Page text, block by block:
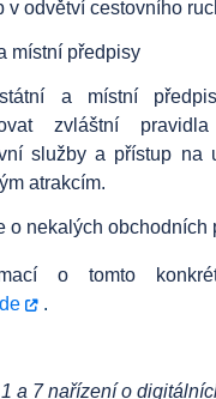
v odvětví cestovního
místní předpisy
a místní
zvláštní
služby a přístup na
atrakcím.
o nekalých obchodních
o tomto
.
a 7 nařízení o